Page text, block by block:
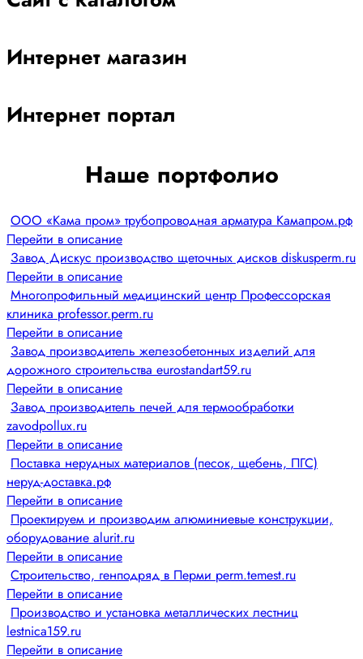
Интернет магазин
Интернет портал
Наше портфолио
ООО «Кама пром» трубопроводная арматура Камапром.рф
Перейти в описание
Завод Дискус производство щеточных дисков diskusperm.ru
Перейти в описание
Многопрофильный медицинский центр Профессорская
клиника professor.perm.ru
Перейти в описание
Завод производитель железобетонных изделий для
дорожного строительства eurostandart59.ru
Перейти в описание
Завод производитель печей для термообработки
zavodpollux.ru
Перейти в описание
Поставка нерудных материалов (песок, щебень, ПГС)
неруд-доставка.рф
Перейти в описание
Проектируем и производим алюминиевые конструкции,
оборудование alurit.ru
Перейти в описание
Строительство, генподряд в Перми perm.temest.ru
Перейти в описание
Производство и установка металлических лестниц
lestnica159.ru
Перейти в описание